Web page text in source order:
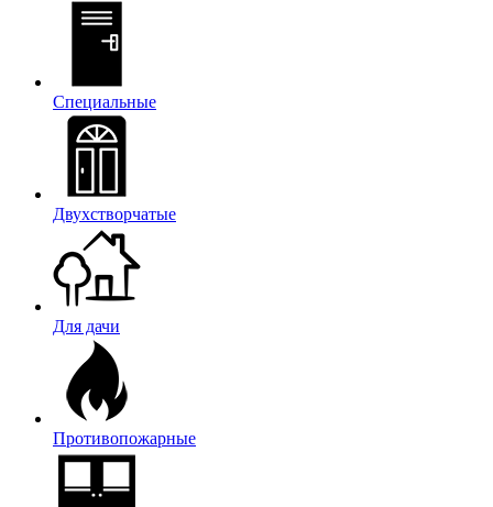
Специальные
Двухстворчатые
Для дачи
Противопожарные